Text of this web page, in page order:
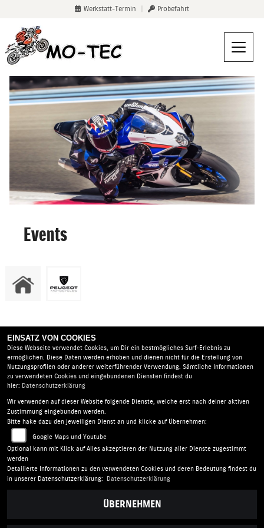
Werkstatt-Termin Probefahrt
Events
Derzeit sind keine Einträge vorhanden.
Mo-Tec |Reuschbergstr. 10 | 63825 Schöllkrippen |
Deutschland
AGB |Impressum
Barrierefreiheit |Batterieverordnung
Folgen Sie uns
EINSATZ VON COOKIES
Diese Webseite verwendet Cookies, um Dir ein bestmögliches Surf-Erlebnis zu
ermöglichen. Diese Daten werden erhoben und dienen nicht für die Erstellung von
Nutzungsprofilen oder anderer weiterführender Verwendung. Sämtliche Informationen
zu verwendeten Cookies und eingebundenen Diensten findest du
hier: Datenschutzerklärung
Wir verwenden auf dieser Website folgende Dienste, welche erst nach deiner aktiven
Zustimmung eingebunden werden.
Bitte hake dazu den jeweiligen Dienst an und klicke auf Übernehmen:
Google Maps und Youtube
Optional kann mit Klick auf Alles akzeptieren der Nutzung aller Dienste zugestimmt
werden
Detailierte Informationen zu den verwendeten Cookies und deren Bedeutung findest du
in unserer Datenschutzerklärung:
Datenschutzerklärung
ÜBERNEHMEN